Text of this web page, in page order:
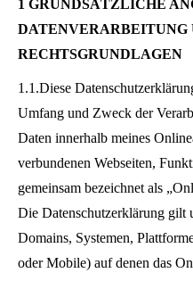
1 GRUNDSÄTZLICHE
DATENVERARBEITUNG
RECHTSGRUNDLAGEN
1.1.Diese
Umfang und Zweck der
Daten innerhalb meines
verbundenen Webseiten,
gemeinsam bezeichnet als
Die Datenschutzerklärung gilt
Domains, Systemen,
oder Mobile) auf denen das